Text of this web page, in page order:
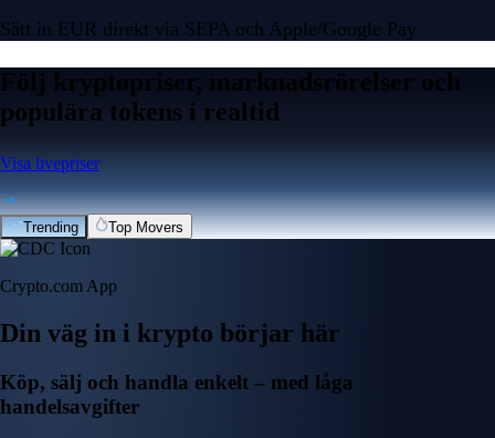
Sätt in EUR direkt via SEPA och Apple/Google Pay
Följ kryptopriser, marknadsrörelser och
populära tokens i realtid
Visa livepriser
Trending Top Movers
Crypto.com App
Din väg in i krypto börjar här
Köp, sälj och handla enkelt – med låga
handelsavgifter